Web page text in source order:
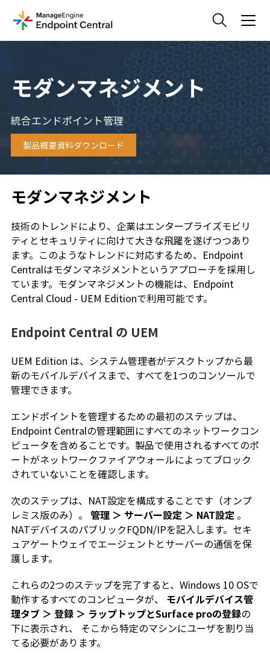
モダンマネジメント
統合エンドポイント管理
製品概要資料ダウンロード
モダンマネジメント
技術のトレンドにより、企業はエンタープライズモビリ
ティとセキュリティに向けて大きな飛躍を遂げつつあり
ます。このようなトレンドに対応するため、Endpoint
Centralはモダンマネジメントというアプローチを採用し
ています。モダンマネジメントの機能は、Endpoint
Central Cloud - UEM Editionで利用可能です。
Endpoint Central の UEM
UEM Edition は、システム管理者がデスクトップから最
新のモバイルデバイスまで、すべてを1つのコンソールで
管理できます。
エンドポイントを管理するための最初のステップは、
Endpoint Centralの管理範囲にすべてのネットワークコン
ピュータを含めることです。製品で使用されるすべてのポ
ートがネットワークファイアウォールによってブロック
されていないことを確認します。
次のステップは、NAT設定を構成することです（オンプ
レミス版のみ）。 管理 ＞ サーバー設定 ＞ NAT設定 。
NATデバイスのパブリックFQDN/IPを記入します。セキ
ュアゲートウェイでエージェントとサーバーの通信を保
護します。
これらの2つのステップを完了すると、Windows 10 OSで
動作するすべてのコンピュータが、 モバイルデバイス管
理タブ ＞ 登録 ＞ ラップトップとSurface proの登録の
下に表示され、 そこから特定のマシンにユーザを割り当
てる必要があります。